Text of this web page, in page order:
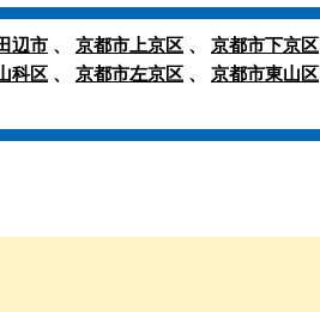
辺市 、 京都市上京区 、 京都市下京区
科区 、 京都市左京区 、 京都市東山区